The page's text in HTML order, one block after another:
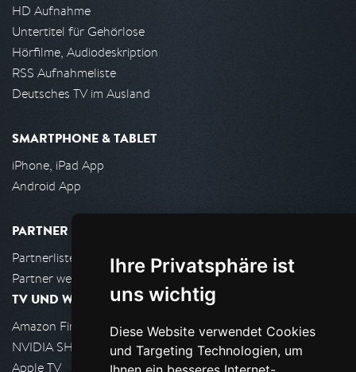
Ihre Privatsphäre ist
uns wichtig
Diese Website verwendet Cookies
und Targeting Technologien, um
HD Aufnahme
Untertitel für Gehörlose
Hörfilme, Audiodeskription
RSS Aufnahmeliste
Deutsches TV im Ausland
SMARTPHONE & TABLET
iPhone, iPad App
Android App
PARTNER
Partnerliste
Partner werden
TV UND WOHNZIMMER
Amazon FireTV
NVIDIA SHIELD, Google TV
Apple TV